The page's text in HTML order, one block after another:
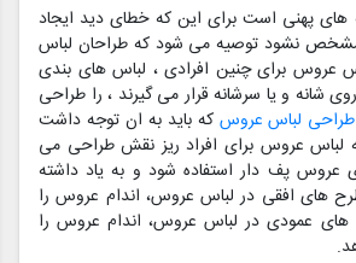
های پهنی است برای این که خطای دید ایجاد
نشود توصیه می شود که طراحان لباس
عروس برای چنین افرادی ، لباس های بندی
شانه و یا سرشانه قرار می گیرند ، را طراحی
طراحی لباس عروس که باید به ان توجه داشت
عروس برای افراد ریز نقش طراحی می
عروس پف دار استفاده شود و به یاد داشته
های افقی در لباس عروس، اندام عروس را
های عمودی در لباس عروس، اندام عروس را